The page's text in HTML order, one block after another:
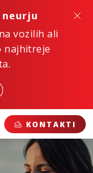
vozilih ali
najhitreje
KONTAKTI